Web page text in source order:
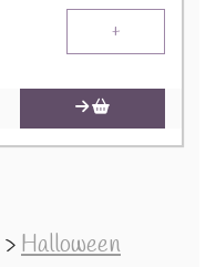
+
>Halloween